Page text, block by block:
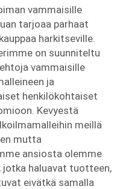
vammaisille
tarjoaa parhaat
harkitseville.
on suunniteltu
vammaisille
ja
henkilökohtaiset
Kevyestä
meillä
mutta
ansiosta olemme
jotka haluavat tuotteen,
eivätkä samalla